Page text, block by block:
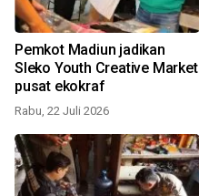
Pemkot Madiun jadikan
Sleko Youth Creative Market
pusat ekokraf
Rabu, 22 Juli 2026